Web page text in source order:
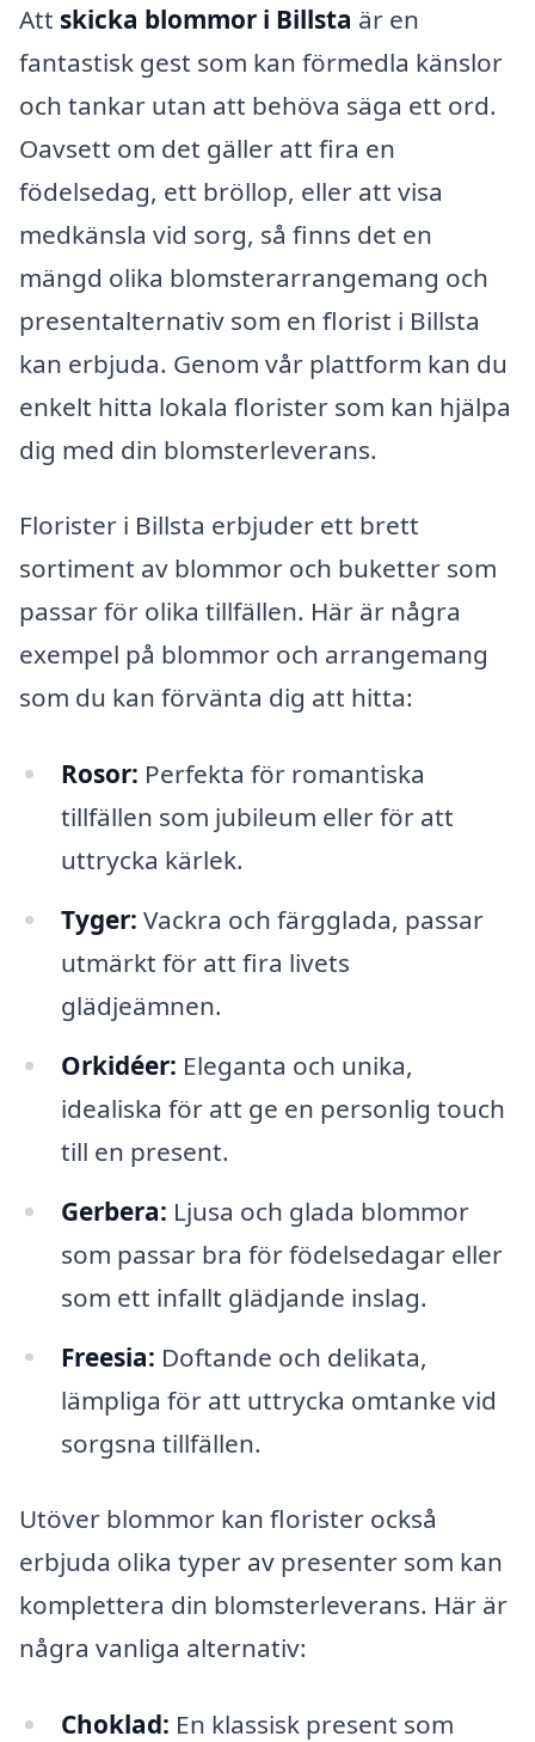
Att skicka blommor i Billsta är en
fantastisk gest som kan förmedla känslor
och tankar utan att behöva säga ett ord.
Oavsett om det gäller att fira en
födelsedag, ett bröllop, eller att visa
medkänsla vid sorg, så finns det en
mängd olika blomsterarrangemang och
presentalternativ som en florist i Billsta
kan erbjuda. Genom vår plattform kan du
enkelt hitta lokala florister som kan hjälpa
dig med din blomsterleverans.
Florister i Billsta erbjuder ett brett
sortiment av blommor och buketter som
passar för olika tillfällen. Här är några
exempel på blommor och arrangemang
som du kan förvänta dig att hitta:
Rosor: Perfekta för romantiska
tillfällen som jubileum eller för att
uttrycka kärlek.
Tyger: Vackra och färgglada, passar
utmärkt för att fira livets
glädjeämnen.
Orkidéer: Eleganta och unika,
idealiska för att ge en personlig touch
till en present.
Gerbera: Ljusa och glada blommor
som passar bra för födelsedagar eller
som ett infallt glädjande inslag.
Freesia: Doftande och delikata,
lämpliga för att uttrycka omtanke vid
sorgsna tillfällen.
Utöver blommor kan florister också
erbjuda olika typer av presenter som kan
komplettera din blomsterleverans. Här är
några vanliga alternativ:
Choklad: En klassisk present som